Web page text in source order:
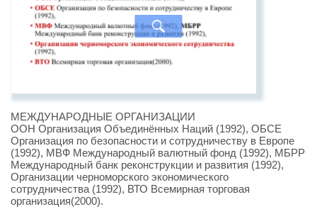
МЕЖДУНАРОДНЫЕ ОРГАНИЗАЦИИ
ООН Организация Объединённых Наций (1992), ОБСЕ
Организация по безопасности и сотрудничеству в Европе
(1992), МВФ Международный валютный фонд (1992), МБРР
Международный банк реконструкции и развития (1992),
Организации черноморского экономического
сотрудничества (1992), ВТО Всемирная торговая
организация(2000).